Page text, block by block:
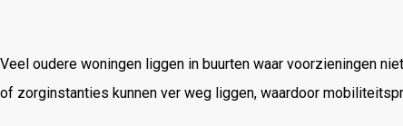
Veel oudere woningen liggen in buurten waar voorzieningen
of zorginstanties kunnen ver weg liggen, waardoor